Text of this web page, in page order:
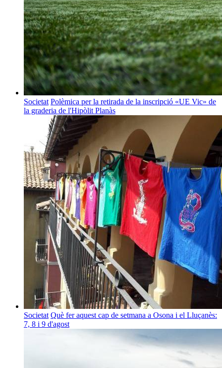
Societat Polèmica per la retirada de la inscripció «UE Vic» de
la graderia de l'Hipòlit Planàs
Societat Què fer aquest cap de setmana a Osona i el Lluçanès:
7, 8 i 9 d'agost